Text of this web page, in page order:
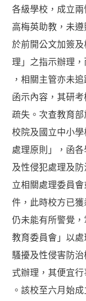
各級學校，成立
高梅英助教，未
於前開公文加簽
理」之指示辦理
，相關主管亦未
函示內容，其研
疏失。次查教育
校院及國立中小
處理原則」，函
及性侵犯處理及
立相關處理委員
件，此時校方已
仍未能有所警覺
教育委員會」以
騷擾及性侵害防
式辦理，其便宜
。該校至六月始